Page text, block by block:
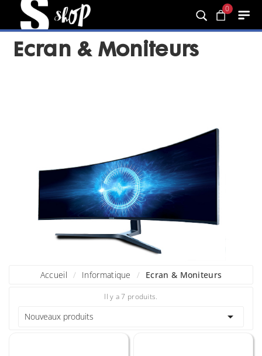
0
Ecran & Moniteurs
Accueil Informatique Ecran & Moniteurs
Il y a 7 produits.
Nouveaux produits 